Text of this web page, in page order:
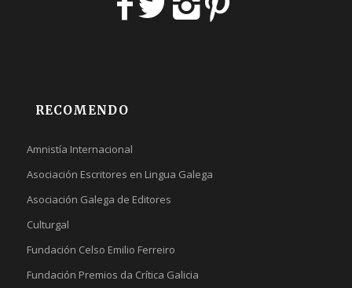
RECOMENDO
Amnistía Internacional
Asociación Escritores en Lingua Galega
Asociación Galega de Editores
Culturgal
Fundación Celso Emilio Ferreiro
Fundación Premios da Crítica Galicia